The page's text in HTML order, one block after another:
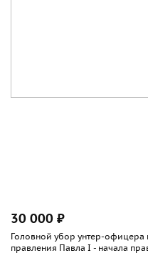
30 000 ₽
Головной убор унтер-офицера
правления Павла I - начала